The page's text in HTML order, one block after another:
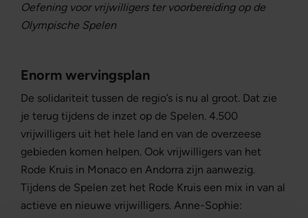
Oefening voor vrijwilligers ter voorbereiding op de
Olympische Spelen
Enorm wervingsplan
De solidariteit tussen de regio’s is nu al groot. Dat zie
je terug tijdens de inzet op de Spelen. 4.500
vrijwilligers uit het hele land en van de overzeese
gebieden komen helpen. Ook vrijwilligers van het
Rode Kruis in Monaco en Andorra zijn aanwezig.
Tijdens de Spelen zet het Rode Kruis een mix in van al
actieve en nieuwe vrijwilligers. Anne-Sophie: